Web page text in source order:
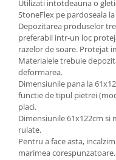
Utilizati intotdeauna o
StoneFlex pe pardoseala
Depozitarea produselor
preferabil intr-un loc
razelor de soare. Protejat
Materialele trebuie
deformarea.
Dimensiunile pana la
functie de tipul pietrei
placi.
Dimensiunile 61x122cm si
rulate.
Pentru a face asta,
marimea